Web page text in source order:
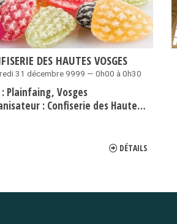
DES HAUTES VOSGES
31 décembre 9999 — 0h00 à 0h30
Plainfaing Vosges
: Confiserie des Hautes Vosges
DÉTAILS